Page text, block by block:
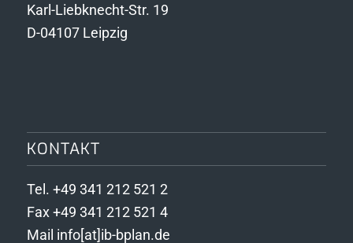
Karl-Liebknecht-Str. 19
D-04107 Leipzig
KONTAKT
Tel. +49 341 212 521 2
Fax +49 341 212 521 4
Mail info[at]ib-bplan.de